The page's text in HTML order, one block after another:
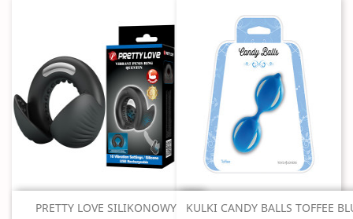
Szybki podgląd
PRETTY LOVE SILIKONOWY... Szybki podgląd
KULKI CANDY BALLS TOFFEE